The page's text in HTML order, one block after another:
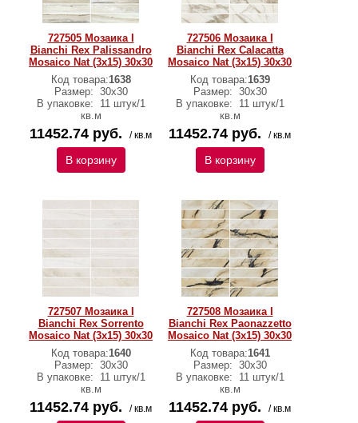
727505 Мозаика I
Bianchi Rex Palissandro
Mosaico Nat (3x15) 30х30
Код товара:1638
Размер: 30х30
В упаковке:
11 штук/1
кв.м
11452.74 руб. / кв.м
В корзину
727506 Мозаика I
Bianchi Rex Calacatta
Mosaico Nat (3x15) 30х30
Код товара:1639
Размер: 30х30
В упаковке:
11 штук/1
кв.м
11452.74 руб. / кв.м
В корзину
727507 Мозаика I
Bianchi Rex Sorrento
Mosaico Nat (3x15) 30х30
Код товара:1640
Размер: 30х30
В упаковке:
11 штук/1
кв.м
11452.74 руб. / кв.м
727508 Мозаика I
Bianchi Rex Paonazzetto
Mosaico Nat (3x15) 30х30
Код товара:1641
Размер: 30х30
В упаковке:
11 штук/1
кв.м
11452.74 руб. / кв.м